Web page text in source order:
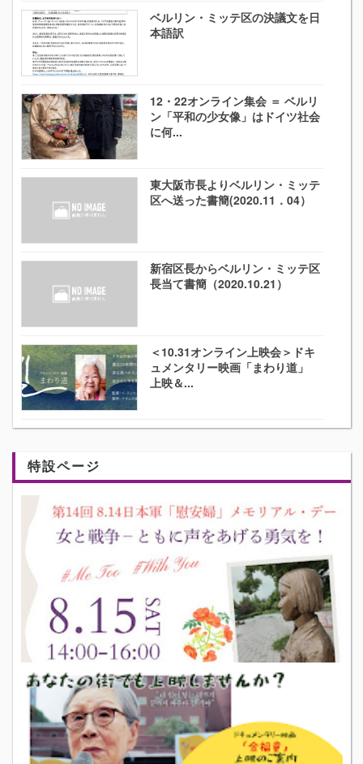
ベルリン・ミッテ区の決議文を日
本語訳
12・22オンライン集会 ＝ ベルリ
ン「平和の少女像」はドイツ社会
に何...
東大阪市長よりベルリン・ミッテ
区へ送った書簡(2020.11．04）
新宿区長からベルリン・ミッテ区
長当て書簡（2020.10.21）
＜10.31オンライン上映会＞ドキ
ュメンタリー映画「まわり道」
上映＆...
特設ページ